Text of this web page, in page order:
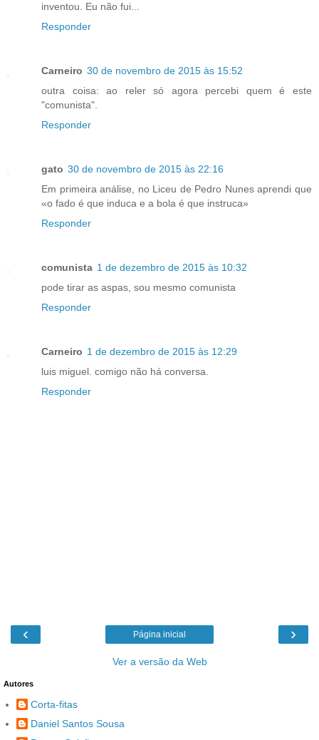
inventou. Eu não fui...
Responder
Carneiro 30 de novembro de 2015 às 15:52
outra coisa: ao reler só agora percebi quem é este
"comunista".
Responder
gato 30 de novembro de 2015 às 22:16
Em primeira análise, no Liceu de Pedro Nunes aprendi que
«o fado é que induca e a bola é que instruca»
Responder
comunista 1 de dezembro de 2015 às 10:32
pode tirar as aspas, sou mesmo comunista
Responder
Carneiro 1 de dezembro de 2015 às 12:29
luis miguel. comigo não há conversa.
Responder
‹ ›
Página inicial
Ver a versão da Web
Autores
Corta-fitas
Daniel Santos Sousa